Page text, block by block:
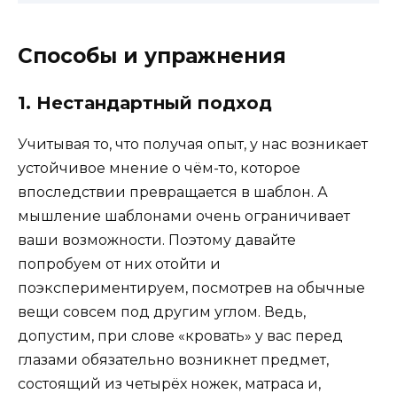
Способы и упражнения
1. Нестандартный подход
Учитывая то, что получая опыт, у нас возникает
устойчивое мнение о чём-то, которое
впоследствии превращается в шаблон. А
мышление шаблонами очень ограничивает
ваши возможности. Поэтому давайте
попробуем от них отойти и
поэкспериментируем, посмотрев на обычные
вещи совсем под другим углом. Ведь,
допустим, при слове «кровать» у вас перед
глазами обязательно возникнет предмет,
состоящий из четырёх ножек, матраса и,